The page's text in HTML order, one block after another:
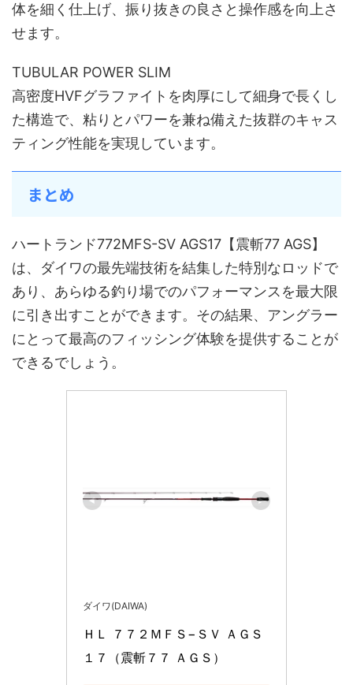
体を細く仕上げ、振り抜きの良さと操作感を向上さ
せます。
TUBULAR POWER SLIM
高密度HVFグラファイトを肉厚にして細身で長くし
た構造で、粘りとパワーを兼ね備えた抜群のキャス
ティング性能を実現しています。
まとめ
ハートランド772MFS-SV AGS17【震斬77 AGS】
は、ダイワの最先端技術を結集した特別なロッドで
あり、あらゆる釣り場でのパフォーマンスを最大限
に引き出すことができます。その結果、アングラー
にとって最高のフィッシング体験を提供することが
できるでしょう。
ダイワ(DAIWA)
ＨＬ ７７２ＭＦＳ−ＳＶ ＡＧＳ
１７（震斬７７ ＡＧＳ）